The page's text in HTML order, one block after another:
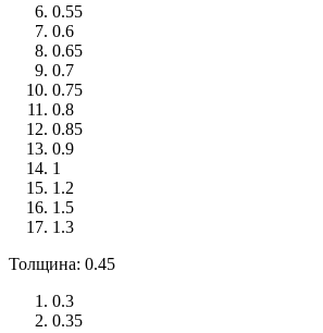
0.55
0.6
0.65
0.7
0.75
0.8
0.85
0.9
1
1.2
1.5
1.3
Толщина: 0.45
0.3
0.35